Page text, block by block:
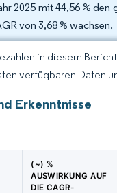
2025 mit 44,56 %
von 3,68 % wachsen.
in diesem
verfügbaren Daten
Erkenntnisse
(~) %
AUSWIRKUNG AUF
DIE CAGR-